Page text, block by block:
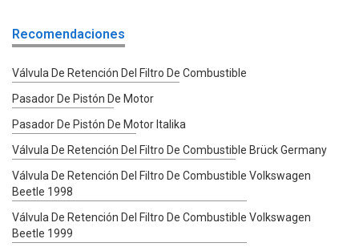
Recomendaciones
Válvula De Retención Del Filtro De Combustible
Pasador De Pistón De Motor
Pasador De Pistón De Motor Italika
Válvula De Retención Del Filtro De Combustible Brück Germany
Válvula De Retención Del Filtro De Combustible Volkswagen
Beetle 1998
Válvula De Retención Del Filtro De Combustible Volkswagen
Beetle 1999